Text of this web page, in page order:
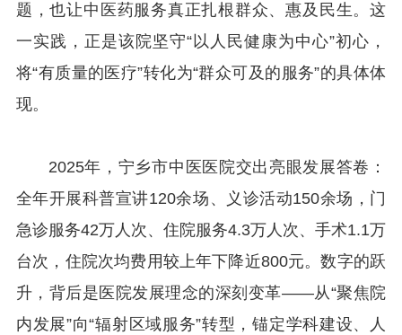
题，也让中医药服务真正扎根群众、惠及民生。这
一实践，正是该院坚守“以人民健康为中心”初心，
将“有质量的医疗”转化为“群众可及的服务”的具体体
现。
2025年，宁乡市中医医院交出亮眼发展答卷：
全年开展科普宣讲120余场、义诊活动150余场，门
急诊服务42万人次、住院服务4.3万人次、手术1.1万
台次，住院次均费用较上年下降近800元。数字的跃
升，背后是医院发展理念的深刻变革——从“聚焦院
内发展”向“辐射区域服务”转型，锚定学科建设、人